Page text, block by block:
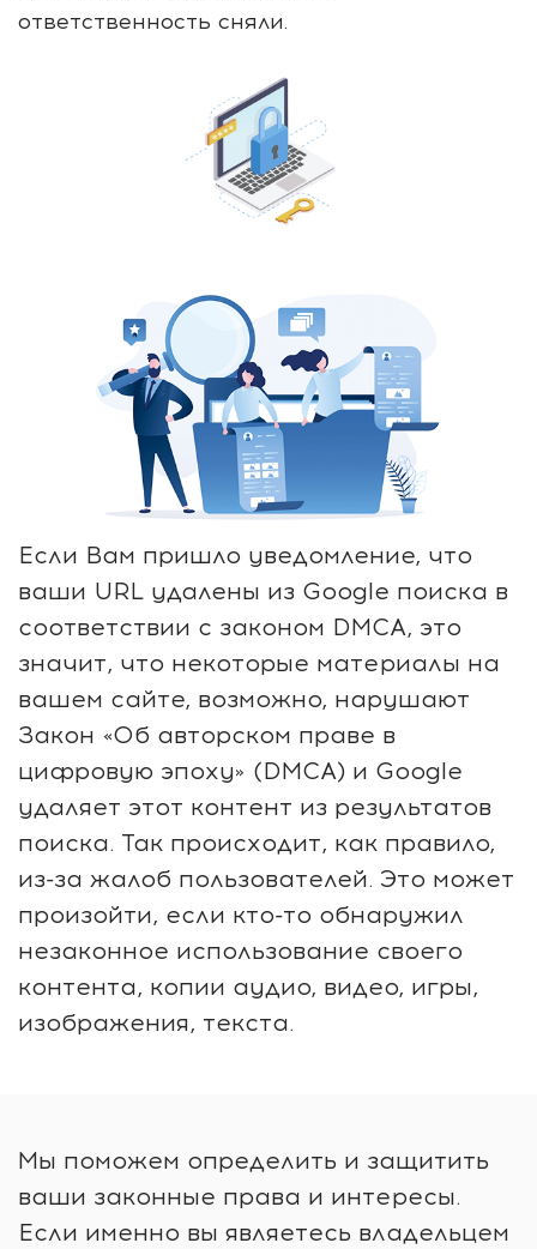
ответственность сняли.
Если Вам пришло уведомление, что
ваши URL удалены из Google поиска в
соответствии с законом DMCA, это
значит, что некоторые материалы на
вашем сайте, возможно, нарушают
Закон «Об авторском праве в
цифровую эпоху» (DMCA) и Google
удаляет этот контент из результатов
поиска. Так происходит, как правило,
из-за жалоб пользователей. Это может
произойти, если кто-то обнаружил
незаконное использование своего
контента, копии аудио, видео, игры,
изображения, текста.
Мы поможем определить и защитить
ваши законные права и интересы.
Если именно вы являетесь владельцем